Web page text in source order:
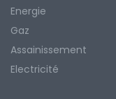
Energie
Gaz
Assainissement
Electricité